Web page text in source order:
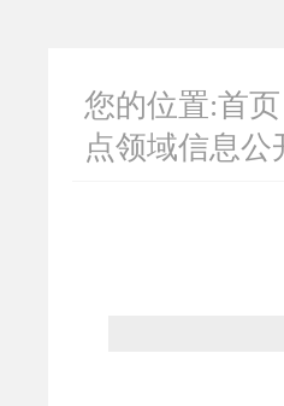
您的位置:首页
点领域信息公